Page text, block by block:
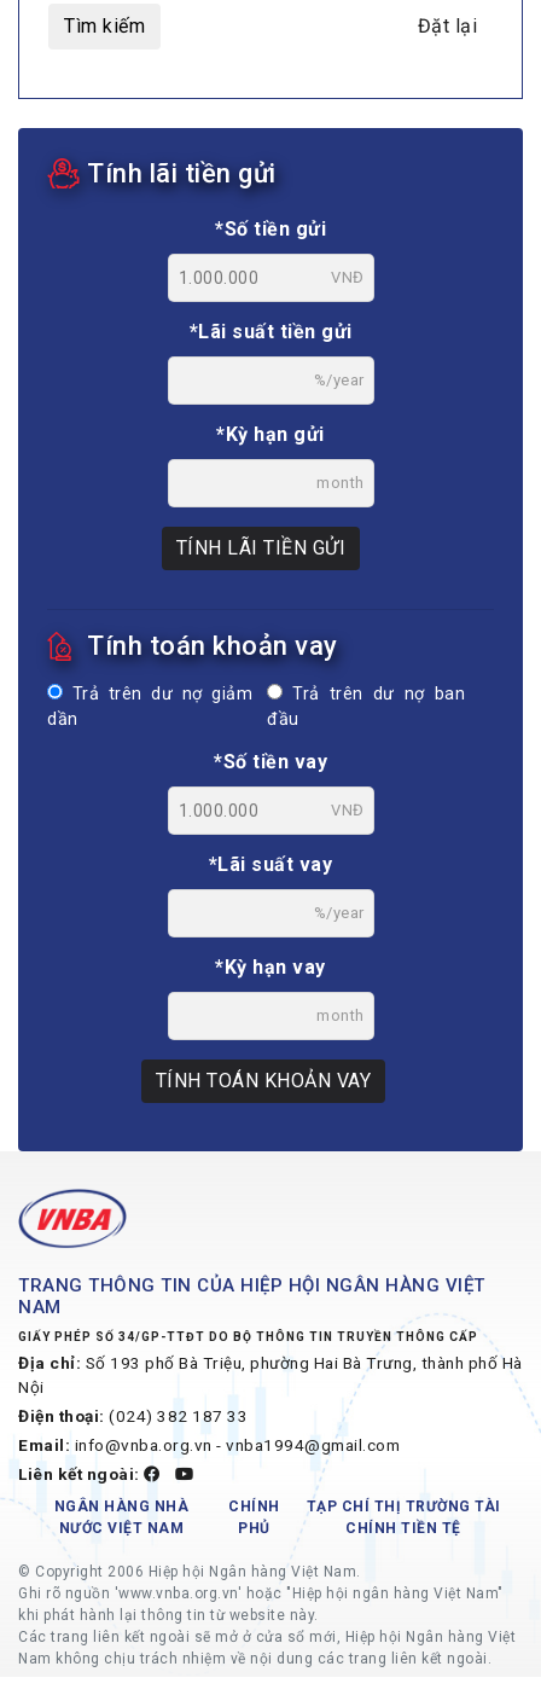
Đặt lại
Tính lãi tiền gửi
*Số tiền gửi
*Lãi suất tiền gửi
*Kỳ hạn gửi
Tính toán khoản vay
Trả trên dư nợ giảm
Trả trên dư nợ ban
*Số tiền vay
*Lãi suất vay
*Kỳ hạn vay
TRANG THÔNG TIN CỦA HIỆP HỘI NGÂN HÀNG VIỆT
GIẤY PHÉP SỐ 34/GP-TTĐT DO BỘ THÔNG TIN TRUYỀN THÔNG CẤP
Địa chỉ:
Số 193 phố Bà Triệu, phường Hai Bà Trưng, thành phố Hà
Nội
Điện thoại:
(024) 382 187 33
info@vnba.org.vn - vnba1994@gmail.com
Liên kết ngoài:
NGÂN HÀNG NHÀ
NƯỚC VIỆT NAM
CHÍNH
TẠP CHÍ THỊ TRƯỜNG TÀI
© Copyright 2006 Hiệp hội Ngân hàng Việt Nam.
Ghi rõ nguồn 'www.vnba.org.vn' hoặc "Hiệp hội ngân hàng Việt Nam"
khi phát hành lại thông tin từ website này.
Các trang liên kết ngoài sẽ mở ở cửa sổ mới, Hiệp hội Ngân hàng Việt